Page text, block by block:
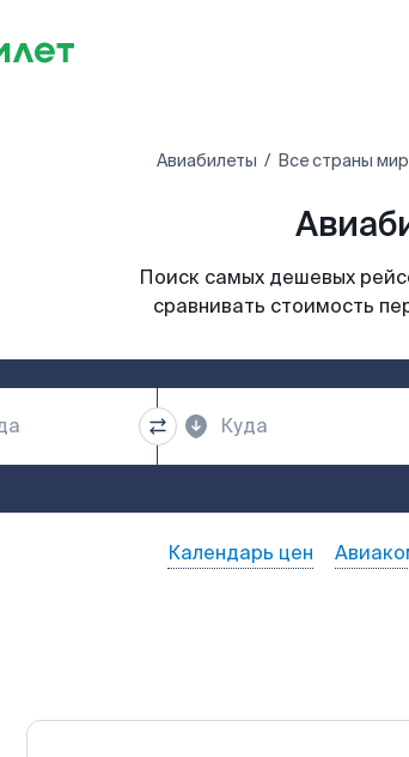
Авиабилеты Все страны
Поиск самых дешевых
сравнивать стоимость
Календарь цен